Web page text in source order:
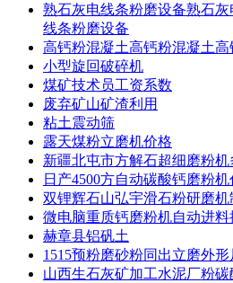
熟石灰电线条粉磨设备熟石
线条粉磨设备
高钙粉混凝土高钙粉混凝土高
小型旋回破碎机
煤矿技术员工资系数
废弃矿山矿渣利用
粘土震动筛
露天煤粉立磨机价格
新疆北屯市方解石超细磨粉机
日产4500方自动碳酸钙磨粉机
双锂辉石山弘宇滑石粉研磨机
微电脑重质钙磨粉机自动进料
赫章县铝矾土
1515预粉磨砂粉同出立磨外形
山西生石灰矿加工水泥厂粉碳